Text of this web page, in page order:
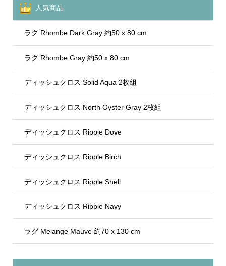
人気商品
ラグ Rhombe Dark Gray 約50 x 80 cm
ラグ Rhombe Gray 約50 x 80 cm
ディッシュクロス Solid Aqua 2枚組
ディッシュクロス North Oyster Gray 2枚組
ディッシュクロス Ripple Dove
ディッシュクロス Ripple Birch
ディッシュクロス Ripple Shell
ディッシュクロス Ripple Navy
ラグ Melange Mauve 約70 x 130 cm